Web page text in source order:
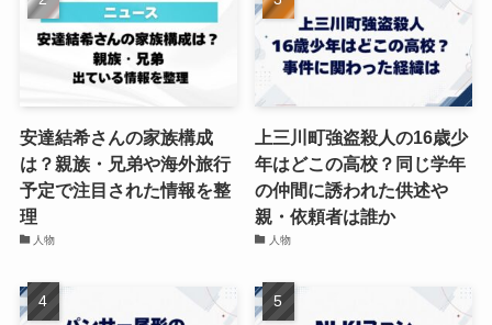
安達結希さんの家族構成
は？親族・兄弟や海外旅行
予定で注目された情報を整
理
人物
上三川町強盗殺人の16歳少
年はどこの高校？同じ学年
の仲間に誘われた供述や
親・依頼者は誰か
人物